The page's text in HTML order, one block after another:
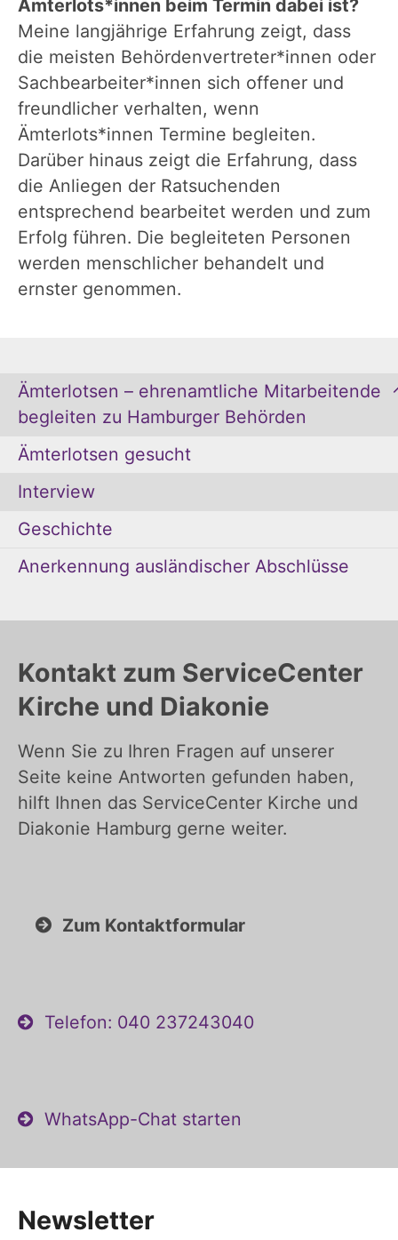
Ämterlots*innen beim Termin dabei ist?
Meine langjährige Erfahrung zeigt, dass
die meisten Behördenvertreter*innen oder
Sachbearbeiter*innen sich offener und
freundlicher verhalten, wenn
Ämterlots*innen Termine begleiten.
Darüber hinaus zeigt die Erfahrung, dass
die Anliegen der Ratsuchenden
entsprechend bearbeitet werden und zum
Erfolg führen. Die begleiteten Personen
werden menschlicher behandelt und
ernster genommen.
Ämterlotsen – ehrenamtliche Mitarbeitende
begleiten zu Hamburger Behörden
Ämterlotsen gesucht
Interview
Geschichte
Anerkennung ausländischer Abschlüsse
Kontakt zum ServiceCenter
Kirche und Diakonie
Wenn Sie zu Ihren Fragen auf unserer
Seite keine Antworten gefunden haben,
hilft Ihnen das ServiceCenter Kirche und
Diakonie Hamburg gerne weiter.
Zum Kontaktformular
Telefon: 040 237243040
WhatsApp-Chat starten
Newsletter